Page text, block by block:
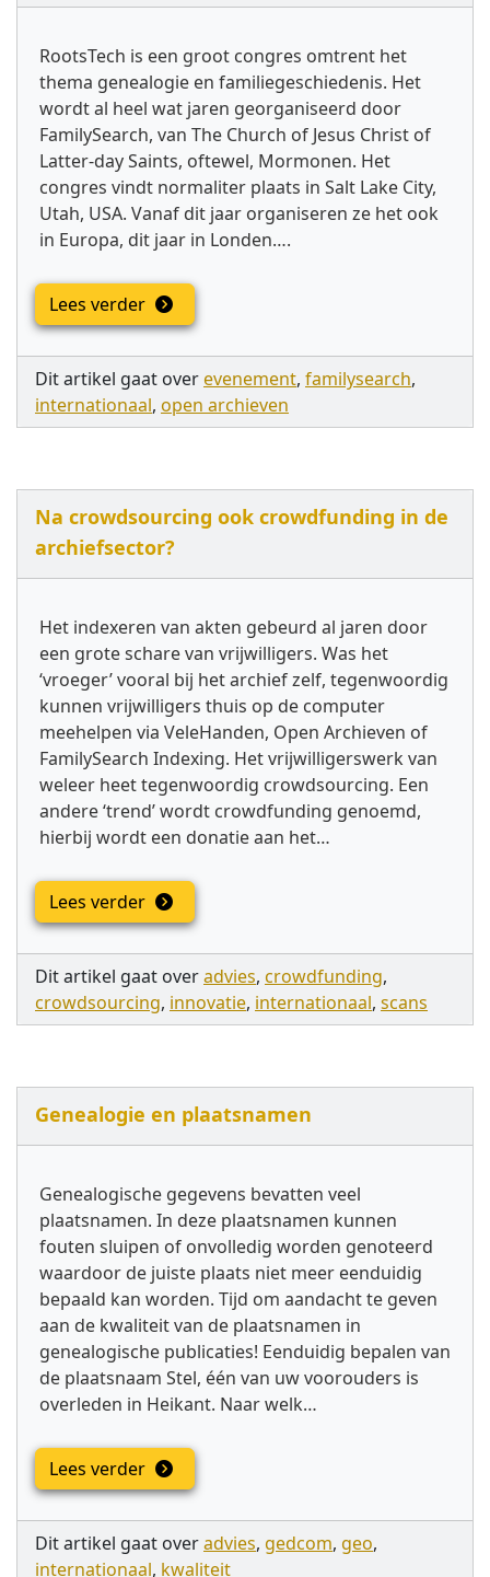
RootsTech is een groot congres omtrent het
thema genealogie en familiegeschiedenis. Het
wordt al heel wat jaren georganiseerd door
FamilySearch, van The Church of Jesus Christ of
Latter-day Saints, oftewel, Mormonen. Het
congres vindt normaliter plaats in Salt Lake City,
Utah, USA. Vanaf dit jaar organiseren ze het ook
in Europa, dit jaar in Londen….
Lees verder
Dit artikel gaat overevenement, familysearch,
internationaal, open archieven
Na crowdsourcing ook crowdfunding in de
archiefsector?
Het indexeren van akten gebeurd al jaren door
een grote schare van vrijwilligers. Was het
‘vroeger’ vooral bij het archief zelf, tegenwoordig
kunnen vrijwilligers thuis op de computer
meehelpen via VeleHanden, Open Archieven of
FamilySearch Indexing. Het vrijwilligerswerk van
weleer heet tegenwoordig crowdsourcing. Een
andere ‘trend’ wordt crowdfunding genoemd,
hierbij wordt een donatie aan het…
Lees verder
Dit artikel gaat overadvies, crowdfunding,
crowdsourcing, innovatie, internationaal, scans
Genealogie en plaatsnamen
Genealogische gegevens bevatten veel
plaatsnamen. In deze plaatsnamen kunnen
fouten sluipen of onvolledig worden genoteerd
waardoor de juiste plaats niet meer eenduidig
bepaald kan worden. Tijd om aandacht te geven
aan de kwaliteit van de plaatsnamen in
genealogische publicaties! Eenduidig bepalen van
de plaatsnaam Stel, één van uw voorouders is
overleden in Heikant. Naar welk…
Lees verder
Dit artikel gaat overadvies, gedcom, geo,
internationaal, kwaliteit